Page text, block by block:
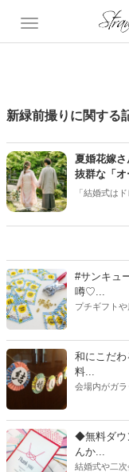
新緑前撮りに関する
夏婚花嫁
抜群な「
「結婚式は
考えている
しまいます
さをまとえ
も大活躍す
#サンキュ
噂♡...
プチギフト
はほとんど
ま、付いて
タグアイデア
和にこだ
料...
会場内がガ
で既に完成
す。ダウン
も・・・♡紙
◆無料ダウ
んか...
結婚式や二次